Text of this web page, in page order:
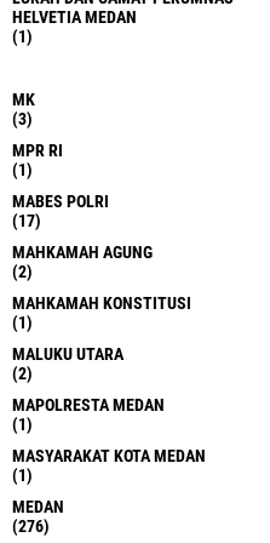
HELVETIA MEDAN
(1)
MK
(3)
MPR RI
(1)
MABES POLRI
(17)
MAHKAMAH AGUNG
(2)
MAHKAMAH KONSTITUSI
(1)
MALUKU UTARA
(2)
MAPOLRESTA MEDAN
(1)
MASYARAKAT KOTA MEDAN
(1)
MEDAN
(276)